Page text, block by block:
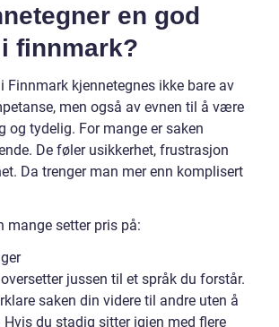
en god
finnmark?
Finnmark kjennetegnes ikke bare av
men også av evnen til å være
og tydelig. For mange er saken
De føler usikkerhet, frustrasjon
Da trenger man mer enn komplisert
mange setter pris på:
jussen til et språk du forstår.
saken din videre til andre uten å
Hvis du stadig sitter igjen med flere